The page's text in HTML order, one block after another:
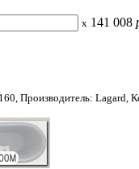
x 141 008
Производитель: Lagard,